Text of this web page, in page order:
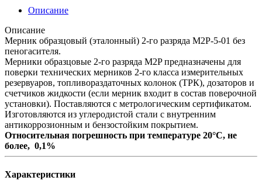
Описание
Описание
Мерник образцовый (эталонный) 2-го разряда М2Р-5-01 без
пеногасителя.
Мерники образцовые 2-го разряда М2P предназначены для
поверки технических мерников 2-го класса измерительных
резервуаров, топливораздаточных колонок (ТРК), дозаторов и
счетчиков жидкости (если мерник входит в состав поверочной
установки). Поставляются с метрологическим сертификатом.
Изготовляются из углеродистой стали с внутренним
антикоррозионным и бензостойким покрытием.
Относительная погрешность при температуре 20°С, не
более, 0,1%
Характеристики